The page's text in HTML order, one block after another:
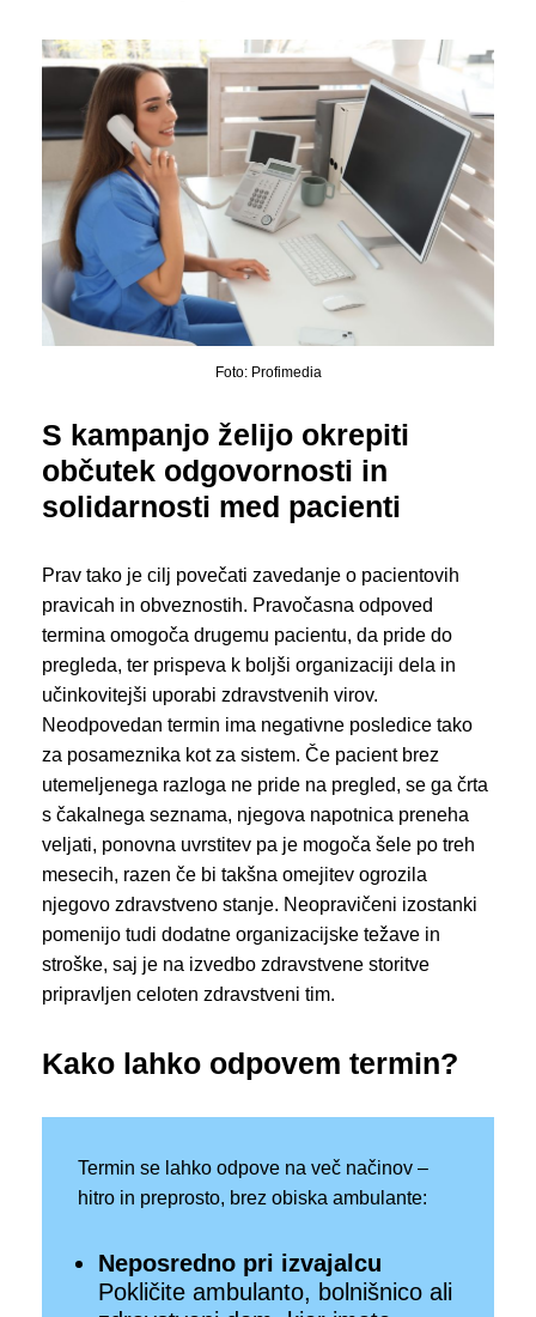
Foto: Profimedia
S kampanjo želijo okrepiti
občutek odgovornosti in
solidarnosti med pacienti
Prav tako je cilj povečati zavedanje o pacientovih
pravicah in obveznostih. Pravočasna odpoved
termina omogoča drugemu pacientu, da pride do
pregleda, ter prispeva k boljši organizaciji dela in
učinkovitejši uporabi zdravstvenih virov.
Neodpovedan termin ima negativne posledice tako
za posameznika kot za sistem. Če pacient brez
utemeljenega razloga ne pride na pregled, se ga črta
s čakalnega seznama, njegova napotnica preneha
veljati, ponovna uvrstitev pa je mogoča šele po treh
mesecih, razen če bi takšna omejitev ogrozila
njegovo zdravstveno stanje. Neopravičeni izostanki
pomenijo tudi dodatne organizacijske težave in
stroške, saj je na izvedbo zdravstvene storitve
pripravljen celoten zdravstveni tim.
Kako lahko odpovem termin?
Termin se lahko odpove na več načinov –
hitro in preprosto, brez obiska ambulante:
Neposredno pri izvajalcu
Pokličite ambulanto, bolnišnico ali